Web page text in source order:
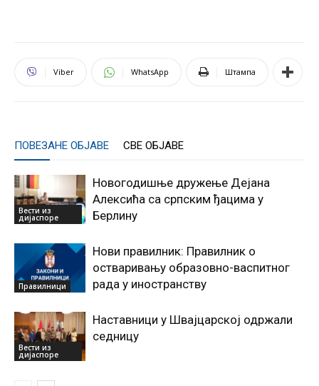
Viber WhatsApp Штампа
ПОВЕЗАНЕ ОБЈАВЕ СВЕ ОБЈАВЕ
Вести из
дијаспоре
Новогодишње дружење Дејана
Алексића са српским ђацима у
Берлину
Правилници
Нови правилник: Правилник о
остваривању образовно-васпитног
рада у иностранству
Вести из
дијаспоре
Наставници у Швајцарској одржали
седницу